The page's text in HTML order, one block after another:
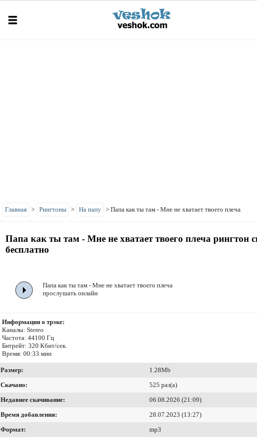
Главная > Рингтоны > На папу > Папа как ты там - Мне не хватает твоего плеча
Папа как ты там - Мне не хватает твоего плеча рингтон
бесплатно
Папа как ты там - Мне не хватает твоего плеча
прослушать онлайн
Информация о трэке:
Каналы: Stereo
Частота: 44100 Гц
Битрейт: 320 Кбит/сек.
Время: 00:33 мин
Размер:
1.28Mb
Скачано:
525 раз(а)
Недавнее скачивание:
06.08.2026 (21:09)
Время добавления:
28.07.2023 (13:27)
Формат:
mp3